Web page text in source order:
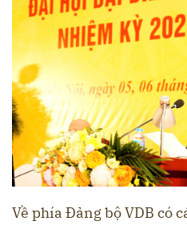
Về phía Đảng bộ VDB có